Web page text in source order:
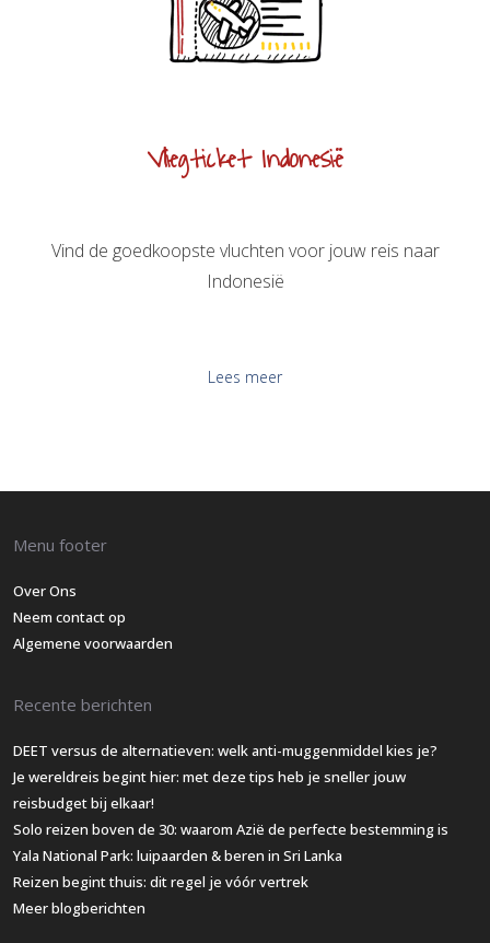
Vliegticket Indonesië
Vind de goedkoopste vluchten voor jouw reis naar
Indonesië
Lees meer
Menu footer
Over Ons
Neem contact op
Algemene voorwaarden
Recente berichten
DEET versus de alternatieven: welk anti-muggenmiddel kies je?
Je wereldreis begint hier: met deze tips heb je sneller jouw
reisbudget bij elkaar!
Solo reizen boven de 30: waarom Azië de perfecte bestemming is
Yala National Park: luipaarden & beren in Sri Lanka
Reizen begint thuis: dit regel je vóór vertrek
Meer blogberichten